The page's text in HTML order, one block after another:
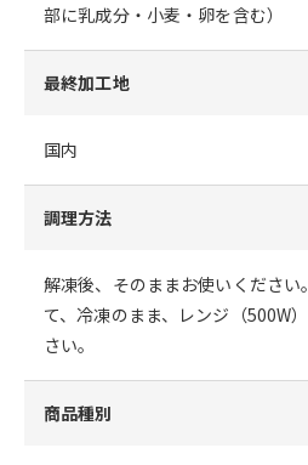
部に乳成分・小麦・卵を含む）
最終加工地
国内
調理方法
解凍後、そのままお使いください
て、冷凍のまま、レンジ（500W
さい。
商品種別